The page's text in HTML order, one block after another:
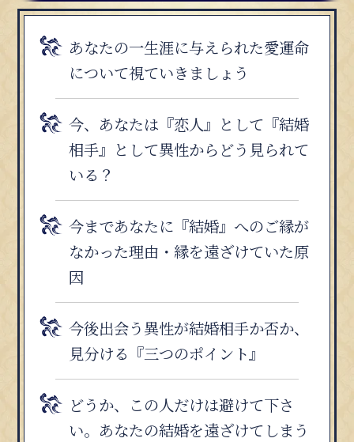
あなたの一生涯に与えられた愛運命
について視ていきましょう
今、あなたは『恋人』として『結婚
相手』として異性からどう見られて
いる？
今まであなたに『結婚』へのご縁が
なかった理由・縁を遠ざけていた原
因
今後出会う異性が結婚相手か否か、
見分ける『三つのポイント』
どうか、この人だけは避けて下さ
い。あなたの結婚を遠ざけてしまう